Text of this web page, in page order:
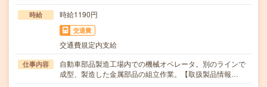
時給 時給1190円
交通費
交通費規定内支給
仕事内容
自動車部品製造工場内での機械オペレータ。別のラインで
成型、製造した金属部品の組立作業。【取扱製品情報…